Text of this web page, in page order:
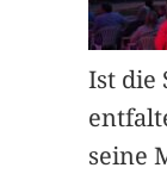
Ist die
seine